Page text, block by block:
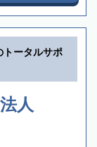
トータルサポ
人